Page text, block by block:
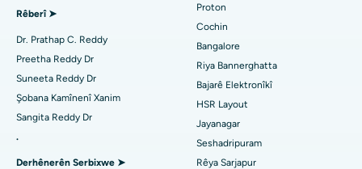
Diyabetolog bibîne
Jinekolog Bibîne
Nexweşxaneya herî baş li Arilova, Vizag
Nexweşxaneya herî baş li Kanpur Road, Lucknow
Nexweşxaneya herî baş li Sektora-26, Noida
Nexweşxaneya herî baş li Gandhinagar, Ahmedabad
Nexweşxaneya herî baş li Aragonda, Andhra Pradesh
Ablation kateter
Veguhestina erikê Berepaş
Rêberî ➤
Dr. Prathap C. Reddy
Preetha Reddy Dr
Suneeta Reddy Dr
Şobana Kamînenî Xanim
Sangita Reddy Dr
.
Derhênerên Serbixwe ➤
Proton
Cochin
Bangalore
Riya Bannerghatta
Bajarê Elektronîkî
HSR Layout
Jayanagar
Seshadripuram
Rêya Sarjapur